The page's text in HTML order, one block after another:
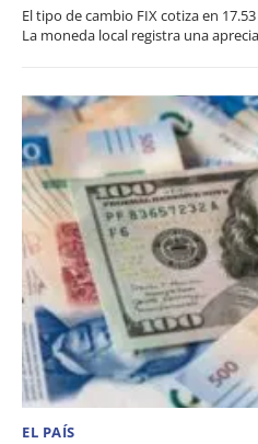
El tipo de cambio FIX cotiza en
La moneda local registra una
EL PAÍS